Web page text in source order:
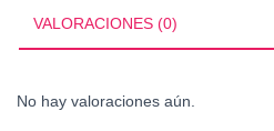
VALORACIONES (0)
No hay valoraciones aún.